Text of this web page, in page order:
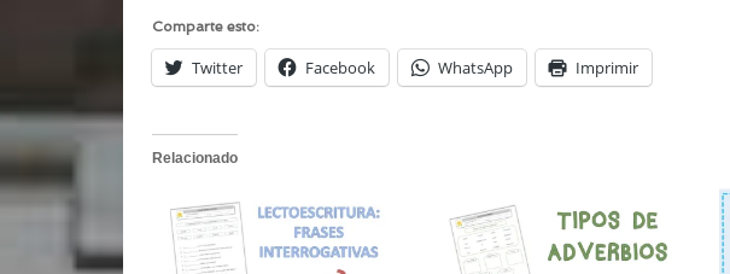
Comparte esto:
Twitter Facebook WhatsApp Imprimir
Relacionado